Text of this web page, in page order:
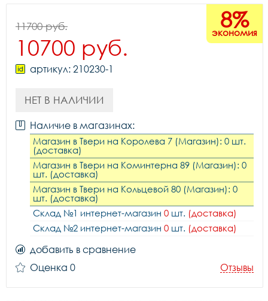
8%
экономия
11700 руб.
10700 руб.
артикул: 210230-1
НЕТ В НАЛИЧИИ
Наличие в магазинах:
Магазин в Твери на Королева 7 (Магазин): 0 шт.
(доставка)
Магазин в Твери на Коминтерна 89 (Магазин): 0
шт. (доставка)
Магазин в Твери на Кольцевой 80 (Магазин): 0
шт. (доставка)
Склад №1 интернет-магазин 0 шт. (доставка)
Склад №2 интернет-магазин 0 шт. (доставка)
добавить в сравнение
Оценка 0
Отзывы